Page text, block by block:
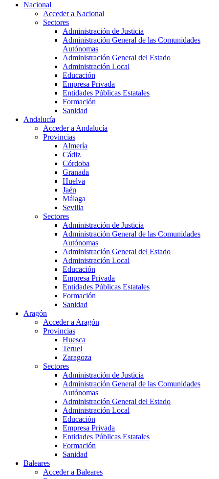
Nacional
Acceder a Nacional
Sectores
Administración de Justicia
Administración General de las Comunidades
Autónomas
Administración General del Estado
Administración Local
Educación
Empresa Privada
Entidades Públicas Estatales
Formación
Sanidad
Andalucía
Acceder a Andalucía
Provincias
Almería
Cádiz
Córdoba
Granada
Huelva
Jaén
Málaga
Sevilla
Sectores
Administración de Justicia
Administración General de las Comunidades
Autónomas
Administración General del Estado
Administración Local
Educación
Empresa Privada
Entidades Públicas Estatales
Formación
Sanidad
Aragón
Acceder a Aragón
Provincias
Huesca
Teruel
Zaragoza
Sectores
Administración de Justicia
Administración General de las Comunidades
Autónomas
Administración General del Estado
Administración Local
Educación
Empresa Privada
Entidades Públicas Estatales
Formación
Sanidad
Baleares
Acceder a Baleares